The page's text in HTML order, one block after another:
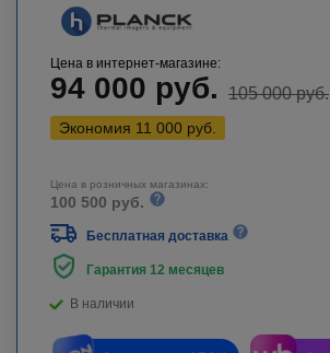
Цена в интернет-магазине:
94 000 руб. 105 000руб.
Экономия 11 000 руб.
Цена в розничных магазинах:
100 500 руб.
Бесплатная доставка
Гарантия 12 месяцев
В наличии